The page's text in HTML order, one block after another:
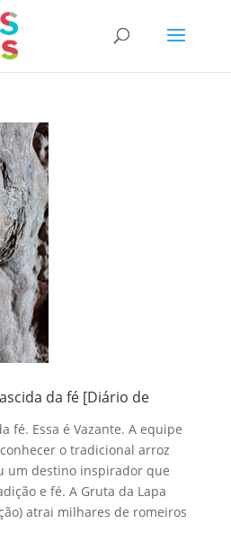
da fé [Diário de
fé. Essa é Vazante. A equipe
o tradicional arroz
um destino inspirador que
e fé. A Gruta da Lapa
atrai milhares de romeiros